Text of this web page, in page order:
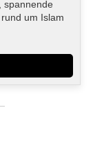
spannende
um Islam